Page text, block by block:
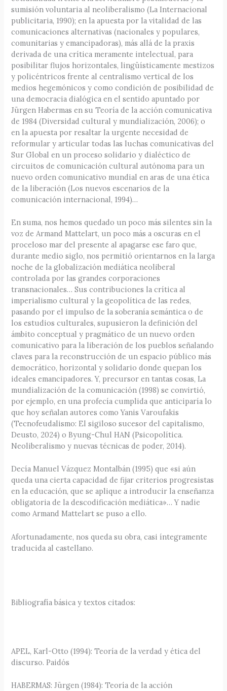
sumisión voluntaria al neoliberalismo (La Internacional
publicitaria, 1990); en la apuesta por la vitalidad de las
comunicaciones alternativas (nacionales y populares,
comunitarias y emancipadoras), más allá de la praxis
derivada de una crítica meramente intelectual, para
posibilitar flujos horizontales, lingüísticamente mestizos
y policéntricos frente al centralismo vertical de los
medios hegemónicos y como condición de posibilidad de
una democracia dialógica en el sentido apuntado por
Jürgen Habermas en su Teoría de la acción comunicativa
de 1984 (Diversidad cultural y mundialización, 2006); o
en la apuesta por resaltar la urgente necesidad de
reformular y articular todas las luchas comunicativas del
Sur Global en un proceso solidario y dialéctico de
circuitos de comunicación cultural autónoma para un
nuevo orden comunicativo mundial en aras de una ética
de la liberación (Los nuevos escenarios de la
comunicación internacional, 1994)…
En suma, nos hemos quedado un poco más silentes sin la
voz de Armand Mattelart, un poco más a oscuras en el
proceloso mar del presente al apagarse ese faro que,
durante medio siglo, nos permitió orientarnos en la larga
noche de la globalización mediática neoliberal
controlada por las grandes corporaciones
transnacionales… Sus contribuciones la crítica al
imperialismo cultural y la geopolítica de las redes,
pasando por el impulso de la soberanía semántica o de
los estudios culturales, supusieron la definición del
ámbito conceptual y pragmático de un nuevo orden
comunicativo para la liberación de los pueblos señalando
claves para la reconstrucción de un espacio público más
democrático, horizontal y solidario donde quepan los
ideales emancipadores. Y, precursor en tantas cosas, La
mundialización de la comunicación (1998) se convirtió,
por ejemplo, en una profecía cumplida que anticiparía lo
que hoy señalan autores como Yanis Varoufakis
(Tecnofeudalismo: El sigiloso sucesor del capitalismo,
Deusto, 2024) o Byung-Chul HAN (Psicopolítica.
Neoliberalismo y nuevas técnicas de poder, 2014).
Decía Manuel Vázquez Montalbán (1995) que «si aún
queda una cierta capacidad de fijar criterios progresistas
en la educación, que se aplique a introducir la enseñanza
obligatoria de la descodificación mediática»… Y nadie
como Armand Mattelart se puso a ello.
Afortunadamente, nos queda su obra, casi íntegramente
traducida al castellano.
Bibliografía básica y textos citados:
APEL, Karl-Otto (1994): Teoría de la verdad y ética del
discurso. Paidós
HABERMAS: Jürgen (1984): Teoría de la acción